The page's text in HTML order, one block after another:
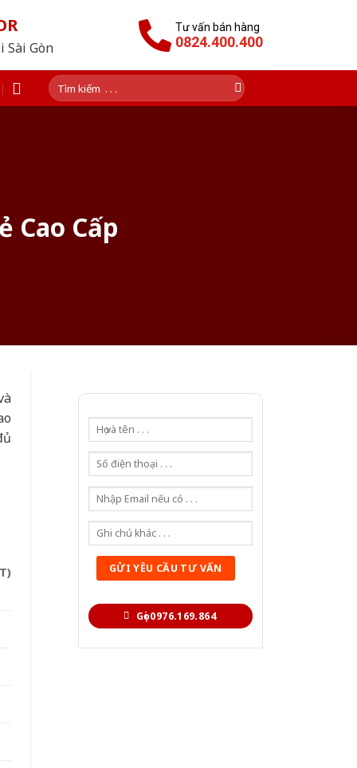
Sài Gòn
Tư vấn bán hàng
0824.400.400
Tìm
kiếm:
Cao Cấp
Gọi 0976.169.864